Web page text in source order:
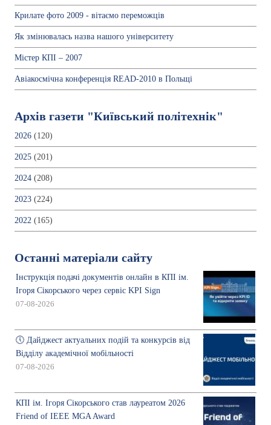
Крилате фото 2009 - вітаємо переможців
Як змінювалась назва нашого університету
Містер КПІ – 2007
Авіакосмічна конференція READ-2010 в Польщі
Архів газети "Київський політехнік"
2026 (120)
2025 (201)
2024 (208)
2023 (224)
2022 (165)
Останні матеріали сайту
Інструкція подачі документів онлайн в КПІ ім.
Ігоря Сікорського через сервіс KPI Sign
07-08-2026
🕔 Дайджест актуальних подій та конкурсів від
Відділу академічної мобільності
07-08-2026
КПІ ім. Ігоря Сікорського став лауреатом 2026
Friend of IEEE MGA Award